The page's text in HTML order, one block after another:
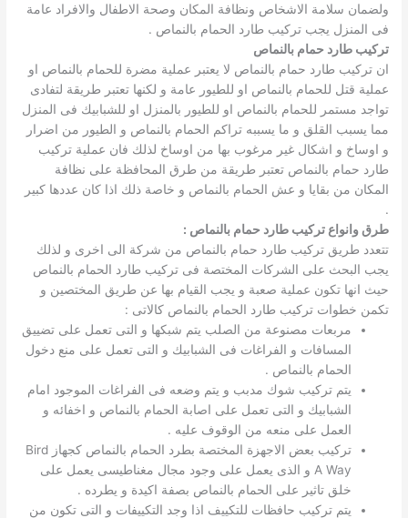
ولضمان سلامة الاشخاص ونظافة المكان وصحة الاطفال والافراد عامة
فى المنزل يجب تركيب طارد الحمام بالنماص .
تركيب طارد حمام بالنماص
ان تركيب طارد حمام بالنماص لا يعتبر عملية مضرة للحمام بالنماص او
عملية قتل للحمام بالنماص او للطيور عامة و لكنها تعتبر طريقة لتفادى
تواجد مستمر للحمام بالنماص او للطيور بالمنزل او للشبابيك فى المنزل
مما يسبب القلق و ما يسببه تراكم الحمام بالنماص و الطيور من اضرار
و اوساخ و اشكال غير مرغوب بها من اوساخ لذلك فان عملية تركيب
طارد حمام بالنماص تعتبر طريقة من طرق المحافظة على نظافة
المكان من بقايا و عش الحمام بالنماص و خاصة ذلك اذا كان عددها كبير
.
طرق وانواع تركيب طارد حمام بالنماص :
تتعدد طريق تركيب طارد حمام بالنماص من شركة الى اخرى و لذلك
يجب البحث على الشركات المختصة فى تركيب طارد الحمام بالنماص
حيث انها تكون عملية صعبة و يجب القيام بها عن طريق المختصين و
تكمن خطوات تركيب طارد الحمام بالنماص كالاتى :
مربعات مصنوعة من الصلب يتم شبكها و التى تعمل على تضييق
المسافات و الفراغات فى الشبابيك و التى تعمل على منع دخول
الحمام بالنماص .
يتم تركيب شوك مدبب و يتم وضعه فى الفراغات الموجود امام
الشبابيك و التى تعمل على اصابة الحمام بالنماص و اخفائه و
العمل على منعه من الوقوف عليه .
تركيب بعض الاجهزة المختصة بطرد الحمام بالنماص كجهاز Bird
A Way و الذى يعمل على وجود مجال مغناطيسى يعمل على
خلق تاثير على الحمام بالنماص بصفة اكيدة و يطرده .
يتم تركيب حافظات للتكييف اذا وجد التكييفات و التى تكون من